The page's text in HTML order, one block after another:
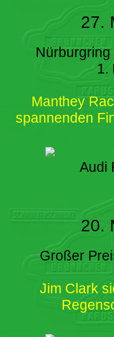
27.
1.
Manthey
spannenden
Audi
20.
Großer
Jim Clark